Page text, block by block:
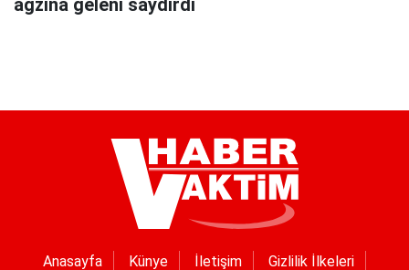
ağzına geleni saydırdı
Anasayfa Künye İletişim Gizlilik İlkeleri